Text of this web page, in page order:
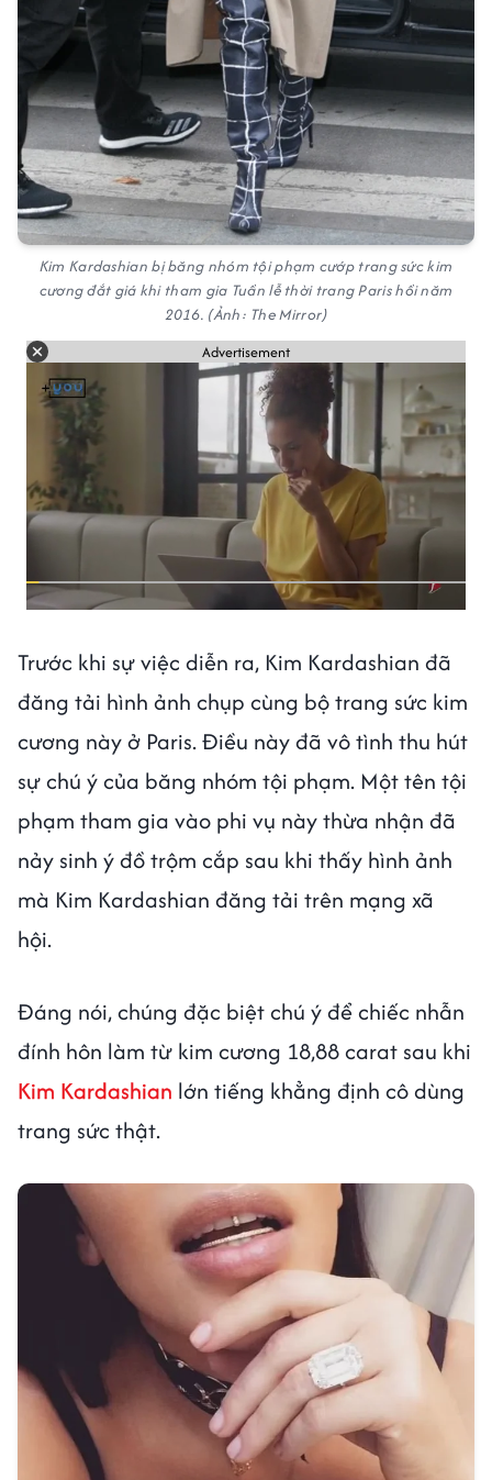
Kim Kardashian bị băng nhóm tội phạm cướp trang sức kim
cương đắt giá khi tham gia Tuần lễ thời trang Paris hồi năm
2016. (Ảnh: The Mirror)
Advertisement
Trước khi sự việc diễn ra, Kim Kardashian đã
đăng tải hình ảnh chụp cùng bộ trang sức kim
cương này ở Paris. Điều này đã vô tình thu hút
sự chú ý của băng nhóm tội phạm. Một tên tội
phạm tham gia vào phi vụ này thừa nhận đã
nảy sinh ý đồ trộm cắp sau khi thấy hình ảnh
mà Kim Kardashian đăng tải trên mạng xã
hội.
Đáng nói, chúng đặc biệt chú ý để chiếc nhẫn
đính hôn làm từ kim cương 18,88 carat sau khi
Kim Kardashian lớn tiếng khẳng định cô dùng
trang sức thật.